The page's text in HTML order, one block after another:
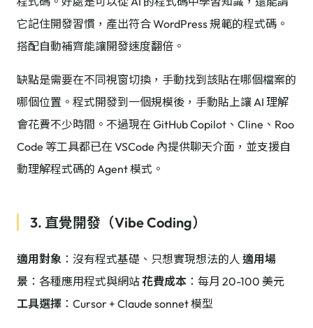
它記住開發習慣，產出符合 WordPress 規範的程式碼。
搭配自動補齊能讓開發速度翻倍。
缺點是需要在不同視窗切換，手動找到該貼在哪個檔案的
哪個位置。程式開發到一個規模後，手動貼上讓 AI 理解
會花費不少時間。不過現在 GitHub Copilot、Cline、Roo
Code 等工具都已在 VSCode 內提供聊天介面，並支援自
動理解程式碼的 Agent 模式。
3. 直覺開發（Vibe Coding）
適用對象 ：沒有程式基礎、只想實現想法的人 適用場
景 ：各種應用程式與網站花費成本 ：每月 20-100 美元
工具選擇 ：Cursor + Claude sonnet 模型